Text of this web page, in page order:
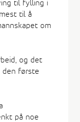
til fylling i
til å
om
og det
den første
på noe